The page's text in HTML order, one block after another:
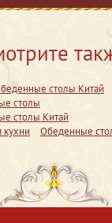
столы Китай
столы
столы Китай
кухни
Обеденные